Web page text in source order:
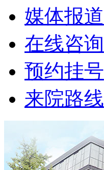
媒体报道
在线咨询
预约挂号
来院路线